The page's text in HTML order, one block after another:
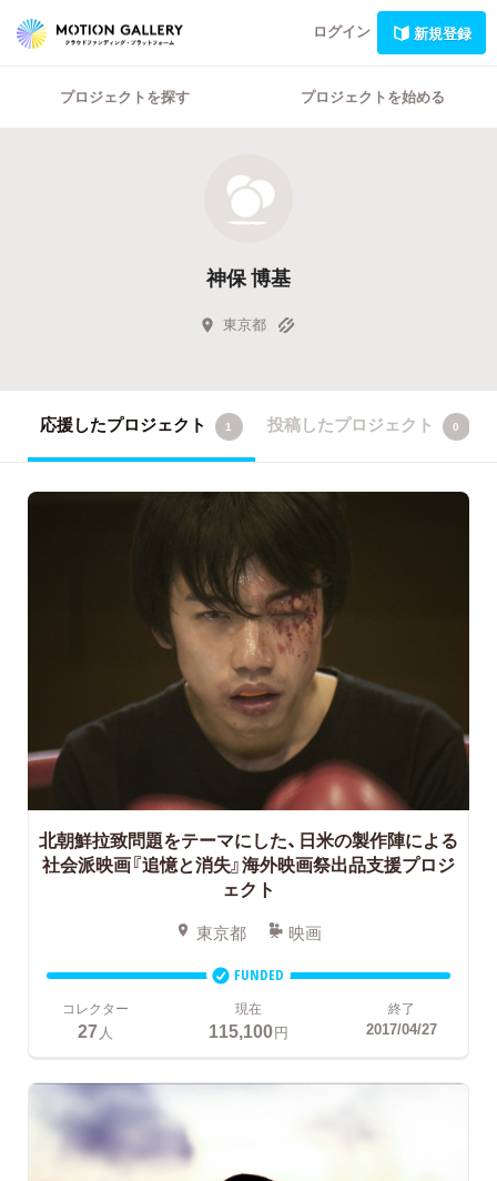
ログイン 新規登録
プロジェクトを探す プロジェクトを始める
神保 博基
東京都
応援したプロジェクト 1 投稿したプロジェクト 0
北朝鮮拉致問題をテーマにした、日米の製作陣による
社会派映画『追憶と消失』海外映画祭出品支援プロジ
ェクト
東京都 映画
FUNDED
コレクター
27 人
現在
115,100円
終了
2017/04/27